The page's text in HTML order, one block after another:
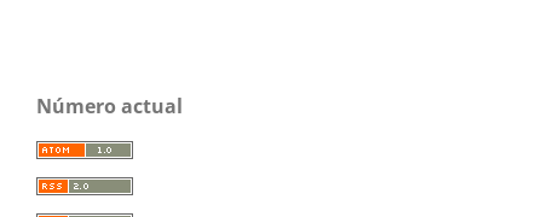
Número actual